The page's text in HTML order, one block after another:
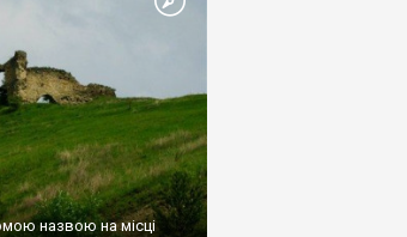
назвою на місці